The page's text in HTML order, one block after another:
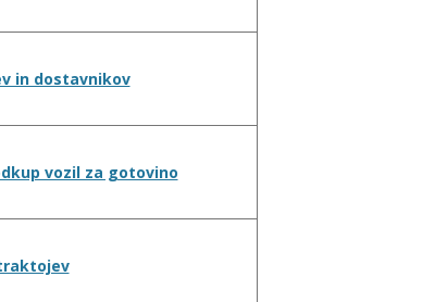
in dostavnikov
vozil za gotovino